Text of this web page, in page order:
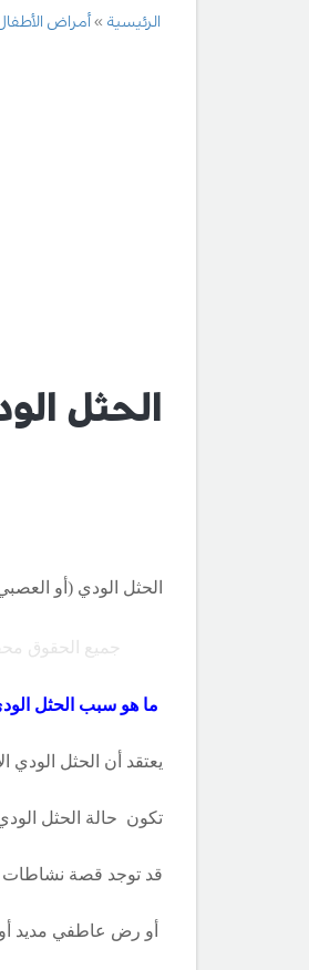
الرئيسية أمراض
الحثل
الحثل الودي (أو
جميع الحقوق
ما هو سبب الحثل
يعتقد أن الحثل
تكون حالة الحثل
قد توجد قصة نشاطات
أو رض عاطفي مديد أو